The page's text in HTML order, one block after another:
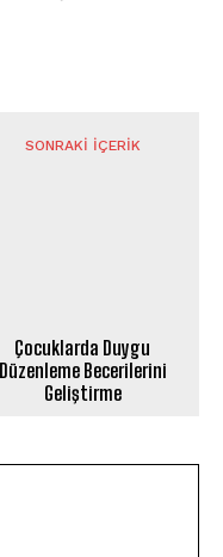
SONRAKI İÇERIK
Çocuklarda Duygu
Düzenleme Becerilerini
Geliştirme